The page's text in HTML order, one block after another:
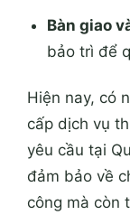
Bàn giao
bảo trì để
Hiện nay, có
cấp dịch vụ
yêu cầu tại
đảm bảo về
công mà còn